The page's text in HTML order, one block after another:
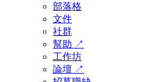
部落格
文件
社群
幫助 ↗
工作坊
論壇 ↗